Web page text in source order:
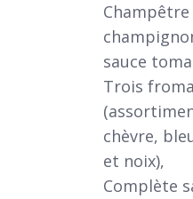
sauce
Trois
chèvre,
et noix),
Complète